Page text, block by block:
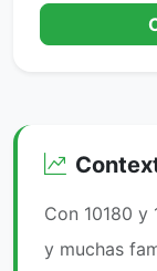
Con 10180
y muchas